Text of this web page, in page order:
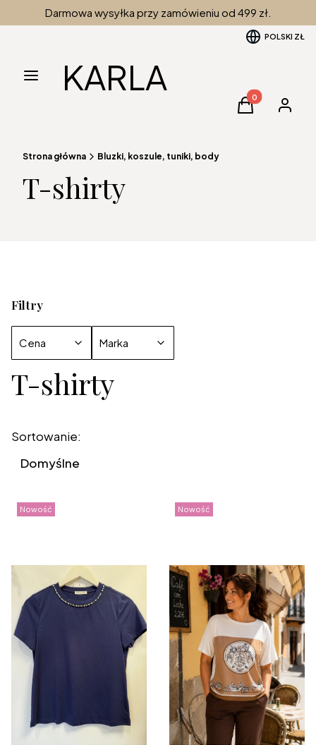
Darmowa wysyłka przy zamówieniu od 499 zł.
POLSKI ZŁ
Menu KARLA
Produkty w
Koszyk Zaloguj
Strona główna Bluzki, koszule, tuniki, body
T-shirty
Filtry
Cena Marka
Koniec filtrów
T-shirty
Lista produktów
Sortowanie:
Domyślne
Nowość Nowość